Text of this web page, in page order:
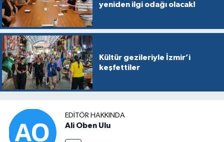
yeniden ilgi odağı olacak!
Kültür gezileriyle İzmir’i
keşfettiler
EDITÖR HAKKINDA
Ali Oben Ulu